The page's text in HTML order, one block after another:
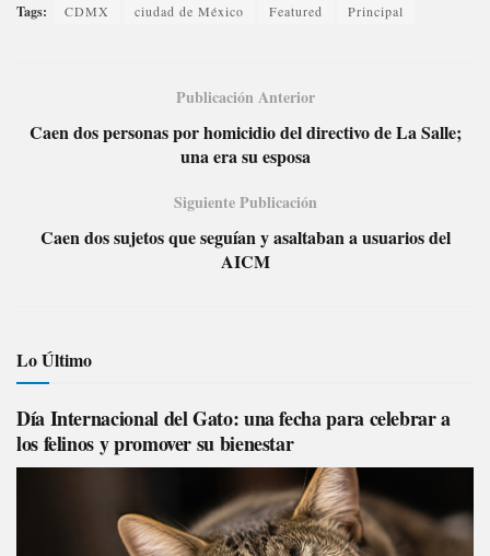
Tags: CDMX ciudad de México Featured Principal
Publicación Anterior
Caen dos personas por homicidio del directivo de La Salle;
una era su esposa
Siguiente Publicación
Caen dos sujetos que seguían y asaltaban a usuarios del
AICM
Lo Último
Día Internacional del Gato: una fecha para celebrar a
los felinos y promover su bienestar